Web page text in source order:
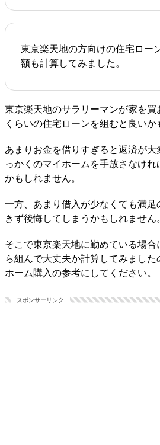
東京楽天地の方向けの住宅ロー
額も計算してみました。
東京楽天地のサラリーマンが家を
くらいの住宅ローンを組むと良いか
あまりお金を借りすぎると返済が
っかくのマイホームを手放さなけれ
かもしれません。
一方、あまり借入が少なくても満
きず後悔してしまうかもしれません
そこで東京楽天地に勤めている場
ら組んで大丈夫か計算してみました
ホーム購入の参考にしてください。
スポンサーリンク